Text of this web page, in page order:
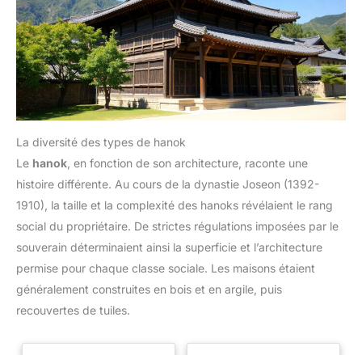
La diversité des types de hanok
Le hanok , en fonction de son architecture, raconte une
histoire différente. Au cours de la dynastie Joseon (1392-
1910), la taille et la complexité des hanoks révélaient le rang
social du propriétaire. De strictes régulations imposées par le
souverain déterminaient ainsi la superficie et l’architecture
permise pour chaque classe sociale. Les maisons étaient
généralement construites en bois et en argile, puis
recouvertes de tuiles.